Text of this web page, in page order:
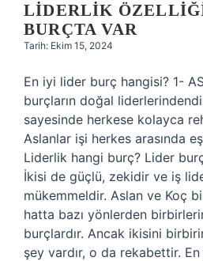
LIDERLIK
BURÇTA VAR
Tarih: Ekim 15, 2024
En iyi lider burç hangisi? 1-
burçların doğal
sayesinde herkese kolayca
Aslanlar işi herkes arasında
Liderlik hangi burç? Lider
İkisi de güçlü, zekidir ve iş
mükemmeldir. Aslan ve Koç
hatta bazı yönlerden
burçlardır. Ancak ikisini
şey vardır, o da rekabettir.